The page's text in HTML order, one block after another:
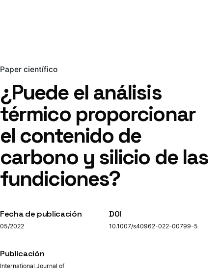
Paper científico
¿Puede el análisis
térmico proporcionar
el contenido de
carbono y silicio de las
fundiciones?
Fecha de publicación
05/2022
DOI
10.1007/s40962-022-00799-5
Publicación
International Journal of